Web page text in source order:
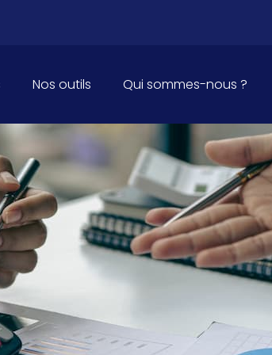
Nos outils Qui sommes-nous ?